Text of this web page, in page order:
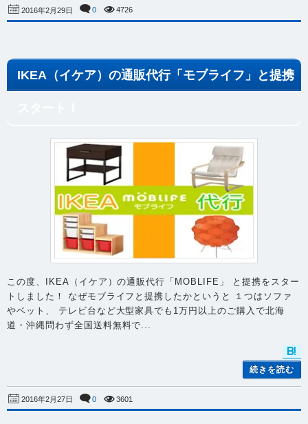
2016年2月29日 0 4726
IKEA（イケア）の通販代行「モブライフ」と提携
この度、IKEA（イケア）の通販代行「MOBLIFE」 と提携をスター
トしました！ なぜモブライフと提携したかというと １つはソファ
やベット、 テレビ台など大型家具でも1万円以上のご購入で北海
道・沖縄問わず全国送料無料で...
続きを読む
2016年2月27日 0 3601